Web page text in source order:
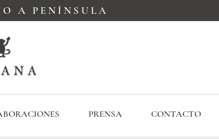
A PENÍNSULA
PRENSA CONTACTO